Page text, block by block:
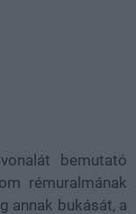
bemutató
rémuralmának
annak bukását, a